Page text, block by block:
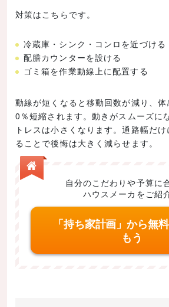
対策はこちらです。
冷蔵庫・シンク・コンロを近づける
配膳カウンターを設ける
ゴミ箱を作業動線上に配置する
動線が短くなると移動回数が減り、
0％短縮されます。動きがスムーズに
トレスは小さくなります。通路幅だ
ることで後悔は大きく減らせます。
自分のこだわりや予算に
ハウスメーカをご紹
「持ち家計画」から無
もう